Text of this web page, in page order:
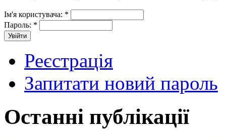
Ім'я користувача: *
Пароль: *
Реєстрація
Запитати новий пароль
Останні публікації